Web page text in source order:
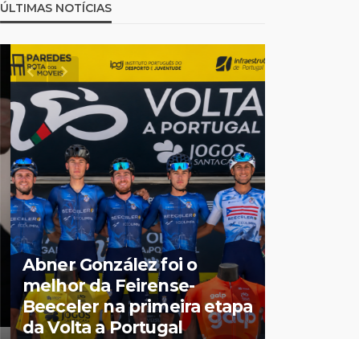
ÚLTIMAS NOTÍCIAS
Abner González foi o
melhor da Feirense-
Beeceler na primeira etapa
da Volta a Portugal